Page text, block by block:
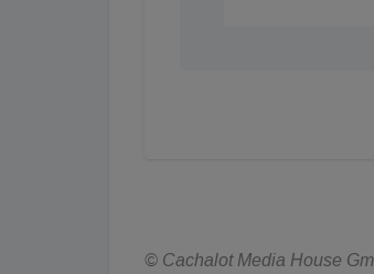
© Cachalot Media House